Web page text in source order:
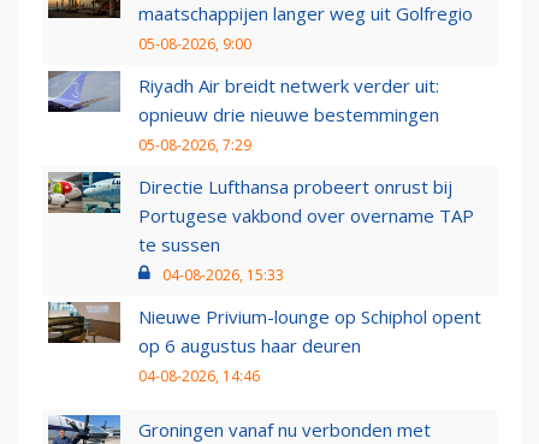
maatschappijen langer weg uit Golfregio
05-08-2026, 9:00
Riyadh Air breidt netwerk verder uit:
opnieuw drie nieuwe bestemmingen
05-08-2026, 7:29
Directie Lufthansa probeert onrust bij
Portugese vakbond over overname TAP
te sussen
04-08-2026, 15:33
Nieuwe Privium-lounge op Schiphol opent
op 6 augustus haar deuren
04-08-2026, 14:46
Groningen vanaf nu verbonden met